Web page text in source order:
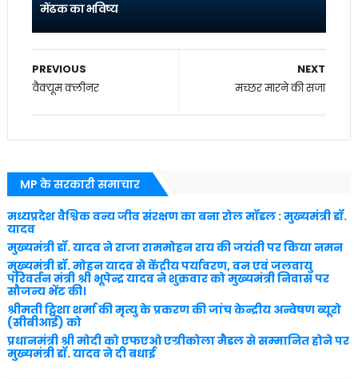
मेंढक का भविष्य
NEXT
मच्छर मारने की सजा
PREVIOUS
वैक्यूम क्लीनर
MP के सरकारी समाचार
मध्यप्रदेश वैश्विक वन्य जीव संरक्षण का बना रोल मॉडल : मुख्यमंत्री डॉ.
यादव
मुख्यमंत्री डॉ. यादव ने राजा राममोहन राय की जयंती पर किया नमन
मुख्यमंत्री डॉ. मोहन यादव से केंद्रीय पर्यावरण, वन एवं जलवायु
परिवर्तन मंत्री श्री भूपेन्द्र यादव ने शुक्रवार को मुख्यमंत्री निवास पर
सौजन्य भेंट की।
श्रीमती ट्विशा शर्मा की मृत्यु के प्रकरण की जांच केन्द्रीय अन्वेषण ब्यूरो
(सीबीआई) को
प्रधानमंत्री श्री मोदी को एफएओ एग्रीकोला मैडल से सम्मानित होने पर
मुख्यमंत्री डॉ. यादव ने दी बधाई